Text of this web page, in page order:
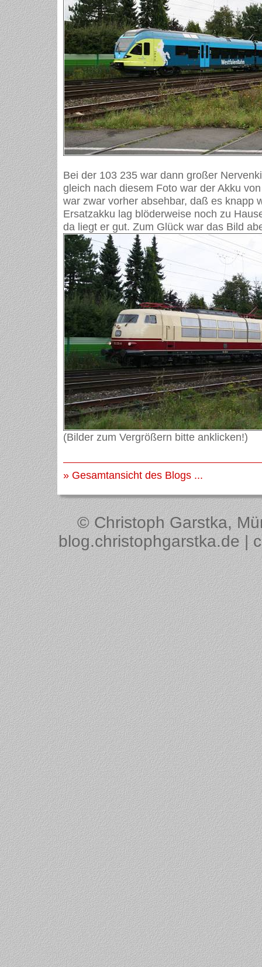
Bei der 103 235 war dann großer
gleich nach diesem Foto war der Akku
war zwar vorher absehbar, daß es knapp
Ersatzakku lag blöderweise noch zu
da liegt er gut. Zum Glück war das Bild
(Bilder zum Vergrößern bitte anklicken!)
» Gesamtansicht des Blogs ...
© Christoph Garstka,
blog.christophgarstka.de |